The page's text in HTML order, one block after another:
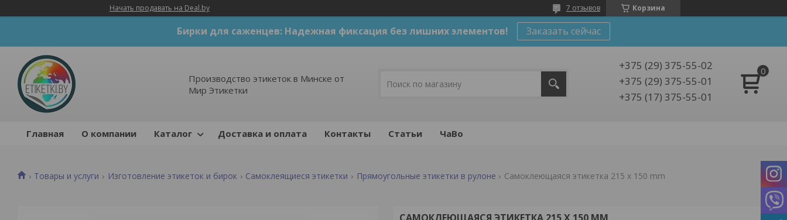
Начать продавать на Deal.by Корзина
7 отзывов
Бирки для саженцев: Надежная фиксация без лишних элементов! Заказать сейчас
Производство этикеток в Минске от
Мир Этикетки
+375 (29) 375-55-02
+375 (29) 375-55-01
+375 (17) 375-55-01
Главная О компании Каталог Доставка и оплата Контакты Статьи ЧаВо
Товары и услуги Изготовление этикеток и бирок Самоклеящиеся этикетки Прямоугольные этикетки в рулоне Самоклеющаяся этикетка 215 x 150 mm